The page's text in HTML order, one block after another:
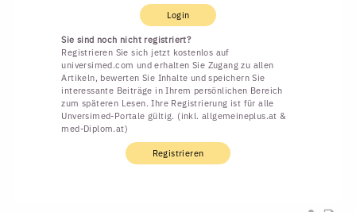
Login
Sie sind noch nicht registriert?
Registrieren Sie sich jetzt kostenlos auf
universimed.com und erhalten Sie Zugang zu allen
Artikeln, bewerten Sie Inhalte und speichern Sie
interessante Beiträge in Ihrem persönlichen Bereich
zum späteren Lesen. Ihre Registrierung ist für alle
Unversimed-Portale gültig. (inkl. allgemeineplus.at &
med-Diplom.at)
Registrieren